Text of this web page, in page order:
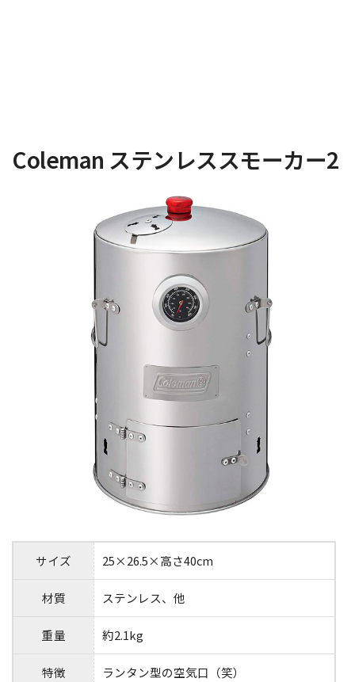
Coleman ステンレススモーカー2
サイズ 25×26.5×高さ40cm
材質 ステンレス、他
重量 約2.1kg
特徴 ランタン型の空気口（笑）